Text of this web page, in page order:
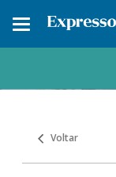
Toggle
Voltar